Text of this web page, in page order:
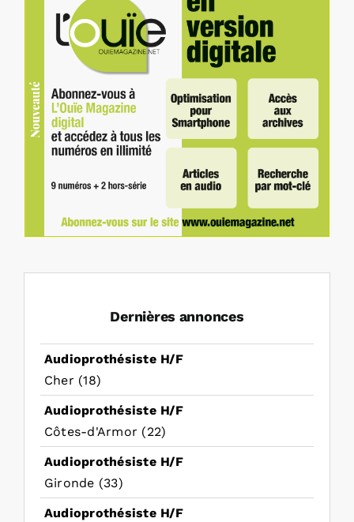
Dernières annonces
Audioprothésiste H/F
Cher (18)
Audioprothésiste H/F
Côtes-d'Armor (22)
Audioprothésiste H/F
Gironde (33)
Audioprothésiste H/F